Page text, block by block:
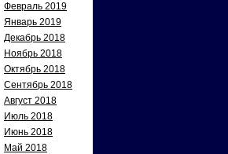
Февраль 2019
Январь 2019
Декабрь 2018
Ноябрь 2018
Октябрь 2018
Сентябрь 2018
Август 2018
Июль 2018
Июнь 2018
Май 2018